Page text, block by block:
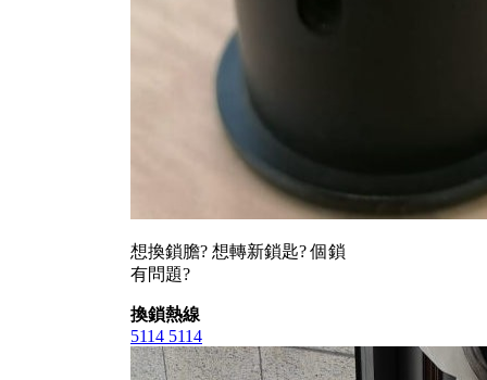
想換鎖膽? 想轉新鎖匙? 個鎖
有問題?
換鎖熱線
5114 5114